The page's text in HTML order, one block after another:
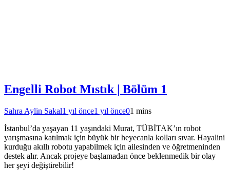
Engelli Robot Mıstık | Bölüm 1
Sahra Aylin Sakal1 yıl önce1 yıl önce01 mins
İstanbul’da yaşayan 11 yaşındaki Murat, TÜBİTAK’ın robot
yarışmasına katılmak için büyük bir heyecanla kolları sıvar. Hayalini
kurduğu akıllı robotu yapabilmek için ailesinden ve öğretmeninden
destek alır. Ancak projeye başlamadan önce beklenmedik bir olay
her şeyi değiştirebilir!